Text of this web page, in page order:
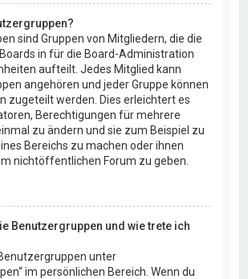
sind Gruppen von Mitgliedern, die die
in für die Board-Administration
aufteilt. Jedes Mitglied kann
angehören und jeder Gruppe können
zugeteilt werden. Dies erleichtert es
Berechtigungen für mehrere
zu ändern und sie zum Beispiel zu
Bereichs zu machen oder ihnen
nichtöffentlichen Forum zu geben.
Benutzergruppen und wie trete ich
unter
im persönlichen Bereich. Wenn du